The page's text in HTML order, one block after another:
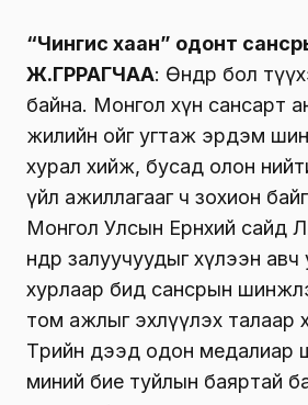
“Чингис хаан” одонт
Ж.ГҮРРАГЧАА: Өнөөдөр бол
байна. Монгол хүн сансарт
жилийн ойг угтаж эрдэм
хурал хийж, бусад олон
үйл ажиллагааг ч зохион
Монгол Улсын Ерөнхий
өнөөдөр залуучуудыг хүлээн
хурлаар бид сансрын
том ажлыг эхлүүлэх талаар
Төрийн дээд одон медалиар
миний бие туйлын баяртай